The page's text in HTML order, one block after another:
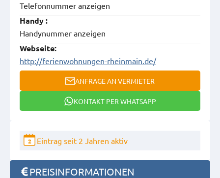
Telefonnummer anzeigen
Handy :
Handynummer anzeigen
Webseite:
http://ferienwohnungen-rheinmain.de/
ANFRAGE AN VERMIETER
KONTAKT PER WHATSAPP
2 Eintrag seit 2 Jahren aktiv
PREISINFORMATIONEN